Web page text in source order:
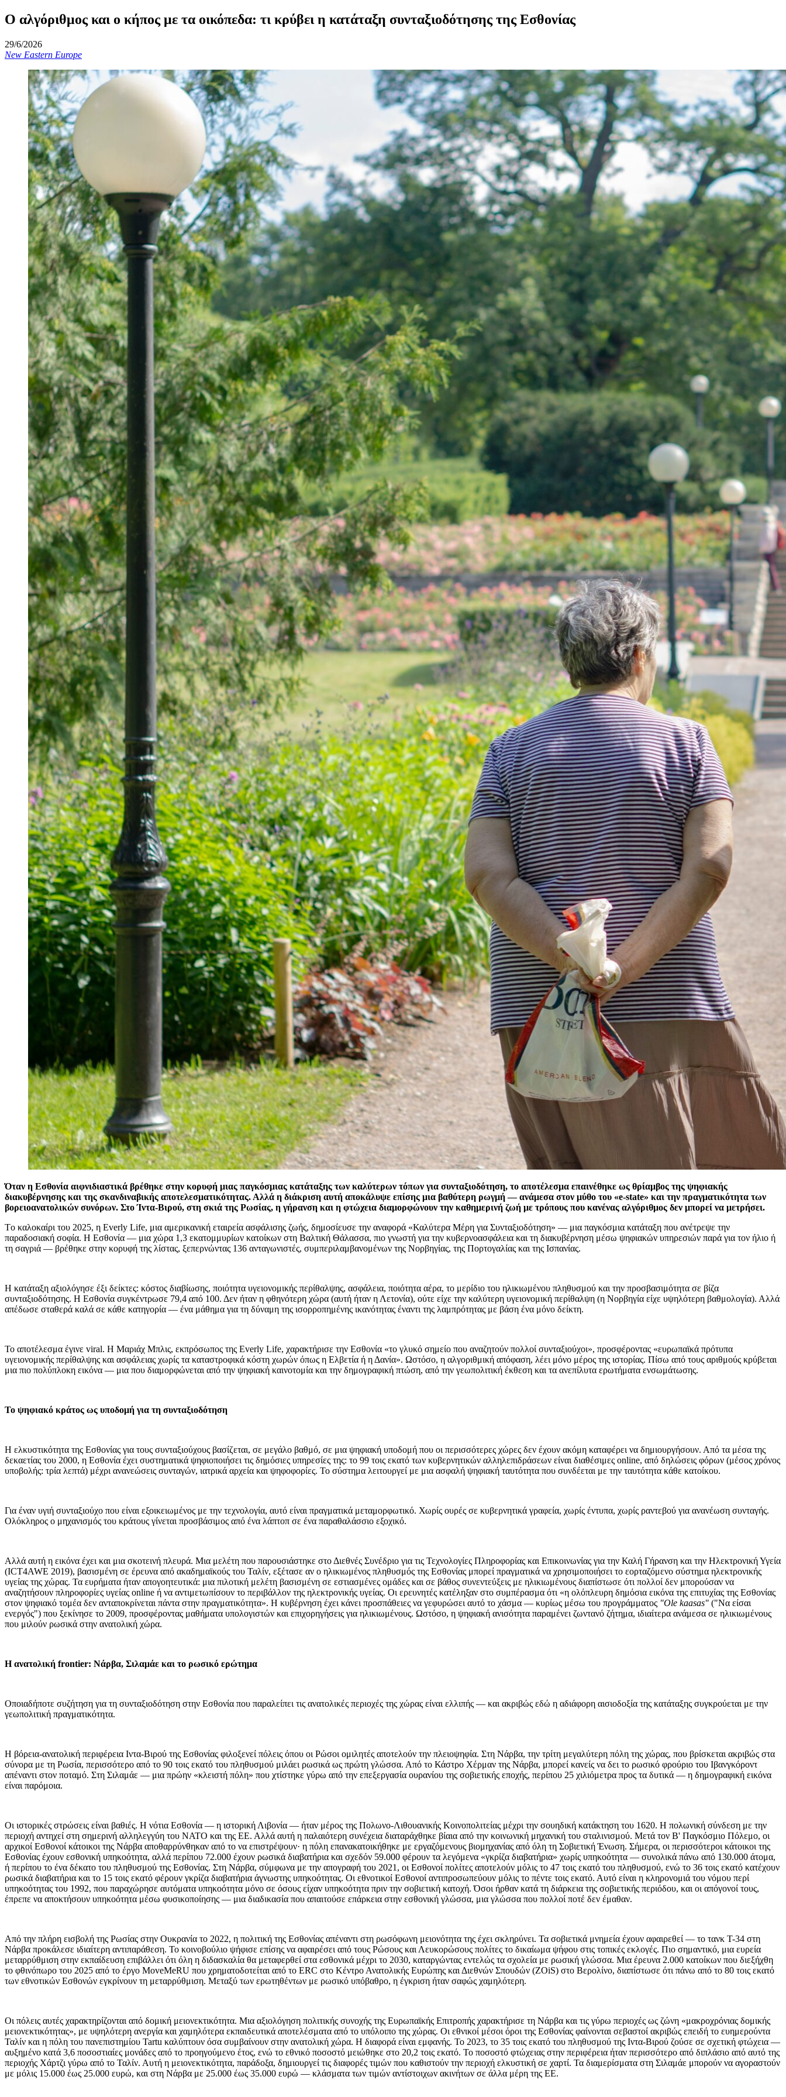
Ο αλγόριθμος και ο κήπος με τα οικόπεδα: τι κρύβει η κατάταξη συνταξιοδότησης της Εσθονίας
29/6/2026
New Eastern Europe
Όταν η Εσθονία αιφνιδιαστικά βρέθηκε στην κορυφή μιας παγκόσμιας κατάταξης των καλύτερων τόπων για συνταξιοδότηση, το αποτέλεσμα επαινέθηκε ως θρίαμβος της ψηφιακής
διακυβέρνησης και της σκανδιναβικής αποτελεσματικότητας. Αλλά η διάκριση αυτή αποκάλυψε επίσης μια βαθύτερη ρωγμή — ανάμεσα στον μύθο του «e-state» και την πραγματικότητα των
βορειοανατολικών συνόρων. Στο Ίντα-Βιρού, στη σκιά της Ρωσίας, η γήρανση και η φτώχεια διαμορφώνουν την καθημερινή ζωή με τρόπους που κανένας αλγόριθμος δεν μπορεί να μετρήσει.
Τo καλοκαίρι του 2025, η Everly Life, μια αμερικανική εταιρεία ασφάλισης ζωής, δημοσίευσε την αναφορά «Καλύτερα Μέρη για Συνταξιοδότηση» — μια παγκόσμια κατάταξη που ανέτρεψε την
παραδοσιακή σοφία. Η Εσθονία — μια χώρα 1,3 εκατομμυρίων κατοίκων στη Βαλτική Θάλασσα, πιο γνωστή για την κυβερνοασφάλεια και τη διακυβέρνηση μέσω ψηφιακών υπηρεσιών παρά για τον ήλιο ή
τη σαγριά — βρέθηκε στην κορυφή της λίστας, ξεπερνώντας 136 ανταγωνιστές, συμπεριλαμβανομένων της Νορβηγίας, της Πορτογαλίας και της Ισπανίας.
Η κατάταξη αξιολόγησε έξι δείκτες: κόστος διαβίωσης, ποιότητα υγειονομικής περίθαλψης, ασφάλεια, ποιότητα αέρα, το μερίδιο του ηλικιωμένου πληθυσμού και την προσβασιμότητα σε βίζα
συνταξιοδότησης. Η Εσθονία συγκέντρωσε 79,4 από 100. Δεν ήταν η φθηνότερη χώρα (αυτή ήταν η Λετονία), ούτε είχε την καλύτερη υγειονομική περίθαλψη (η Νορβηγία είχε υψηλότερη βαθμολογία). Αλλά
απέδωσε σταθερά καλά σε κάθε κατηγορία — ένα μάθημα για τη δύναμη της ισορροπημένης ικανότητας έναντι της λαμπρότητας με βάση ένα μόνο δείκτη.
Το αποτέλεσμα έγινε viral. Η Μαριάχ Μπλις, εκπρόσωπος της Everly Life, χαρακτήρισε την Εσθονία «το γλυκό σημείο που αναζητούν πολλοί συνταξιούχοι», προσφέροντας «ευρωπαϊκά πρότυπα
υγειονομικής περίθαλψης και ασφάλειας χωρίς τα καταστροφικά κόστη χωρών όπως η Ελβετία ή η Δανία». Ωστόσο, η αλγοριθμική απόφαση, λέει μόνο μέρος της ιστορίας. Πίσω από τους αριθμούς κρύβεται
μια πιο πολύπλοκη εικόνα — μια που διαμορφώνεται από την ψηφιακή καινοτομία και την δημογραφική πτώση, από την γεωπολιτική έκθεση και τα ανεπίλυτα ερωτήματα ενσωμάτωσης.
Το ψηφιακό κράτος ως υποδομή για τη συνταξιοδότηση
Η ελκυστικότητα της Εσθονίας για τους συνταξιούχους βασίζεται, σε μεγάλο βαθμό, σε μια ψηφιακή υποδομή που οι περισσότερες χώρες δεν έχουν ακόμη καταφέρει να δημιουργήσουν. Από τα μέσα της
δεκαετίας του 2000, η Εσθονία έχει συστηματικά ψηφιοποιήσει τις δημόσιες υπηρεσίες της: το 99 τοις εκατό των κυβερνητικών αλληλεπιδράσεων είναι διαθέσιμες online, από δηλώσεις φόρων (μέσος χρόνος
υποβολής: τρία λεπτά) μέχρι ανανεώσεις συνταγών, ιατρικά αρχεία και ψηφοφορίες. Το σύστημα λειτουργεί με μια ασφαλή ψηφιακή ταυτότητα που συνδέεται με την ταυτότητα κάθε κατοίκου.
Για έναν υγιή συνταξιούχο που είναι εξοικειωμένος με την τεχνολογία, αυτό είναι πραγματικά μεταμορφωτικό. Χωρίς ουρές σε κυβερνητικά γραφεία, χωρίς έντυπα, χωρίς ραντεβού για ανανέωση συνταγής.
Ολόκληρος ο μηχανισμός του κράτους γίνεται προσβάσιμος από ένα λάπτοπ σε ένα παραθαλάσσιο εξοχικό.
Αλλά αυτή η εικόνα έχει και μια σκοτεινή πλευρά. Μια μελέτη που παρουσιάστηκε στο Διεθνές Συνέδριο για τις Τεχνολογίες Πληροφορίας και Επικοινωνίας για την Καλή Γήρανση και την Ηλεκτρονική Υγεία
(ICT4AWE 2019), βασισμένη σε έρευνα από ακαδημαϊκούς του Ταλίν, εξέτασε αν ο ηλικιωμένος πληθυσμός της Εσθονίας μπορεί πραγματικά να χρησιμοποιήσει το εορταζόμενο σύστημα ηλεκτρονικής
υγείας της χώρας. Τα ευρήματα ήταν απογοητευτικά: μια πιλοτική μελέτη βασισμένη σε εστιασμένες ομάδες και σε βάθος συνεντεύξεις με ηλικιωμένους διαπίστωσε ότι πολλοί δεν μπορούσαν να
αναζητήσουν πληροφορίες υγείας online ή να αντιμετωπίσουν το περιβάλλον της ηλεκτρονικής υγείας. Οι ερευνητές κατέληξαν στο συμπέρασμα ότι «η ολόπλευρη δημόσια εικόνα της επιτυχίας της Εσθονίας
στον ψηφιακό τομέα δεν ανταποκρίνεται πάντα στην πραγματικότητα». Η κυβέρνηση έχει κάνει προσπάθειες να γεφυρώσει αυτό το χάσμα — κυρίως μέσω του προγράμματος "Ole kaasas" ("Να είσαι
ενεργός") που ξεκίνησε το 2009, προσφέροντας μαθήματα υπολογιστών και επιχορηγήσεις για ηλικιωμένους. Ωστόσο, η ψηφιακή ανισότητα παραμένει ζωντανό ζήτημα, ιδιαίτερα ανάμεσα σε ηλικιωμένους
που μιλούν ρωσικά στην ανατολική χώρα.
Η ανατολική frontier: Νάρβα, Σιλαμάε και το ρωσικό ερώτημα
Οποιαδήποτε συζήτηση για τη συνταξιοδότηση στην Εσθονία που παραλείπει τις ανατολικές περιοχές της χώρας είναι ελλιπής — και ακριβώς εδώ η αδιάφορη αισιοδοξία της κατάταξης συγκρούεται με την
γεωπολιτική πραγματικότητα.
Η βόρεια-ανατολική περιφέρεια Ιντα-Βιρού της Εσθονίας φιλοξενεί πόλεις όπου οι Ρώσοι ομιλητές αποτελούν την πλειοψηφία. Στη Νάρβα, την τρίτη μεγαλύτερη πόλη της χώρας, που βρίσκεται ακριβώς στα
σύνορα με τη Ρωσία, περισσότερο από το 90 τοις εκατό του πληθυσμού μιλάει ρωσικά ως πρώτη γλώσσα. Από το Κάστρο Χέρμαν της Νάρβα, μπορεί κανείς να δει το ρωσικό φρούριο του Ιβανγκόροντ
απέναντι στον ποταμό. Στη Σιλαμάε — μια πρώην «κλειστή πόλη» που χτίστηκε γύρω από την επεξεργασία ουρανίου της σοβιετικής εποχής, περίπου 25 χιλιόμετρα προς τα δυτικά — η δημογραφική εικόνα
είναι παρόμοια.
Οι ιστορικές στρώσεις είναι βαθιές. Η νότια Εσθονία — η ιστορική Λιβονία — ήταν μέρος της Πολωνο-Λιθουανικής Κοινοπολιτείας μέχρι την σουηδική κατάκτηση του 1620. Η πολωνική σύνδεση με την
περιοχή αντηχεί στη σημερινή αλληλεγγύη του ΝΑΤΟ και της ΕΕ. Αλλά αυτή η παλαιότερη συνέχεια διαταράχθηκε βίαια από την κοινωνική μηχανική του σταλινισμού. Μετά τον Β' Παγκόσμιο Πόλεμο, οι
αρχικοί Εσθονοί κάτοικοι της Νάρβα αποθαρρύνθηκαν από το να επιστρέψουν· η πόλη επανακατοικήθηκε με εργαζόμενους βιομηχανίας από όλη τη Σοβιετική Ένωση. Σήμερα, οι περισσότεροι κάτοικοι της
Εσθονίας έχουν εσθονική υπηκοότητα, αλλά περίπου 72.000 έχουν ρωσικά διαβατήρια και σχεδόν 59.000 φέρουν τα λεγόμενα «γκρίζα διαβατήρια» χωρίς υπηκοότητα — συνολικά πάνω από 130.000 άτομα,
ή περίπου το ένα δέκατο του πληθυσμού της Εσθονίας. Στη Νάρβα, σύμφωνα με την απογραφή του 2021, οι Εσθονοί πολίτες αποτελούν μόλις το 47 τοις εκατό του πληθυσμού, ενώ το 36 τοις εκατό κατέχουν
ρωσικά διαβατήρια και το 15 τοις εκατό φέρουν γκρίζα διαβατήρια άγνωστης υπηκοότητας. Οι εθνοτικοί Εσθονοί αντιπροσωπεύουν μόλις το πέντε τοις εκατό. Αυτό είναι η κληρονομιά του νόμου περί
υπηκοότητας του 1992, που παραχώρησε αυτόματα υπηκοότητα μόνο σε όσους είχαν υπηκοότητα πριν την σοβιετική κατοχή. Όσοι ήρθαν κατά τη διάρκεια της σοβιετικής περιόδου, και οι απόγονοί τους,
έπρεπε να αποκτήσουν υπηκοότητα μέσω φυσικοποίησης — μια διαδικασία που απαιτούσε επάρκεια στην εσθονική γλώσσα, μια γλώσσα που πολλοί ποτέ δεν έμαθαν.
Από την πλήρη εισβολή της Ρωσίας στην Ουκρανία το 2022, η πολιτική της Εσθονίας απέναντι στη ρωσόφωνη μειονότητα της έχει σκληρύνει. Τα σοβιετικά μνημεία έχουν αφαιρεθεί — το τανκ T-34 στη
Νάρβα προκάλεσε ιδιαίτερη αντιπαράθεση. Το κοινοβούλιο ψήφισε επίσης να αφαιρέσει από τους Ρώσους και Λευκορώσους πολίτες το δικαίωμα ψήφου στις τοπικές εκλογές. Πιο σημαντικό, μια ευρεία
μεταρρύθμιση στην εκπαίδευση επιβάλλει ότι όλη η διδασκαλία θα μεταφερθεί στα εσθονικά μέχρι το 2030, καταργώντας εντελώς τα σχολεία με ρωσική γλώσσα. Μια έρευνα 2.000 κατοίκων που διεξήχθη
το φθινόπωρο του 2025 από το έργο MoveMeRU που χρηματοδοτείται από το ERC στο Κέντρο Ανατολικής Ευρώπης και Διεθνών Σπουδών (ZOiS) στο Βερολίνο, διαπίστωσε ότι πάνω από το 80 τοις εκατό
των εθνοτικών Εσθονών εγκρίνουν τη μεταρρύθμιση. Μεταξύ των ερωτηθέντων με ρωσικό υπόβαθρο, η έγκριση ήταν σαφώς χαμηλότερη.
Οι πόλεις αυτές χαρακτηρίζονται από δομική μειονεκτικότητα. Μια αξιολόγηση πολιτικής συνοχής της Ευρωπαϊκής Επιτροπής χαρακτήρισε τη Νάρβα και τις γύρω περιοχές ως ζώνη «μακροχρόνιας δομικής
μειονεκτικότητας», με υψηλότερη ανεργία και χαμηλότερα εκπαιδευτικά αποτελέσματα από το υπόλοιπο της χώρας. Οι εθνικοί μέσοι όροι της Εσθονίας φαίνονται σεβαστοί ακριβώς επειδή το ευημερούντα
Ταλίν και η πόλη του πανεπιστημίου Tartu καλύπτουν όσα συμβαίνουν στην ανατολική χώρα. Η διαφορά είναι εμφανής. Το 2023, το 35 τοις εκατό του πληθυσμού της Ιντα-Βιρού ζούσε σε σχετική φτώχεια —
αυξημένο κατά 3,6 ποσοστιαίες μονάδες από το προηγούμενο έτος, ενώ το εθνικό ποσοστό μειώθηκε στο 20,2 τοις εκατό. Το ποσοστό φτώχειας στην περιφέρεια ήταν περισσότερο από διπλάσιο από αυτό της
περιοχής Χάρτζι γύρω από το Ταλίν. Αυτή η μειονεκτικότητα, παράδοξα, δημιουργεί τις διαφορές τιμών που καθιστούν την περιοχή ελκυστική σε χαρτί. Τα διαμερίσματα στη Σιλαμάε μπορούν να αγοραστούν
με μόλις 15.000 έως 25.000 ευρώ, και στη Νάρβα με 25.000 έως 35.000 ευρώ — κλάσματα των τιμών αντίστοιχων ακινήτων σε άλλα μέρη της ΕΕ.